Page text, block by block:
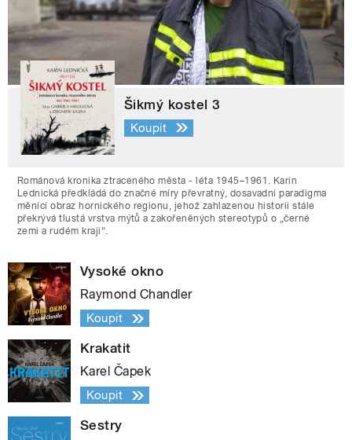
Šikmý kostel 3
Koupit
Románová kronika ztraceného města - léta 1945–1961. Karin
Lednická předkládá do značné míry převratný, dosavadní paradigma
měnící obraz hornického regionu, jehož zahlazenou historii stále
překrývá tlustá vrstva mýtů a zakořeněných stereotypů o „černé
zemi a rudém kraji“.
Vysoké okno
Raymond Chandler
Koupit
Krakatit
Karel Čapek
Koupit
Sestry